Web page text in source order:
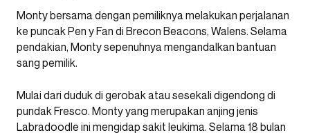
Monty bersama dengan pemiliknya melakukan perjalanan
ke puncak Pen y Fan di Brecon Beacons, Walens. Selama
pendakian, Monty sepenuhnya mengandalkan bantuan
sang pemilik.
Mulai dari duduk di gerobak atau sesekali digendong di
pundak Fresco. Monty yang merupakan anjing jenis
Labradoodle ini mengidap sakit leukima. Selama 18 bulan